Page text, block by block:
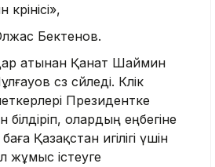
Бектенов.
атынан Қанат Шаймин
сөз сөйледі. Көлік
Президентке
олардың еңбегіне
Қазақстан игілігі үшін
жұмыс істеуге